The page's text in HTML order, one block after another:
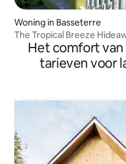
Woning in Basseterre
The Tropical Breeze
Het comfort
tarieven voor